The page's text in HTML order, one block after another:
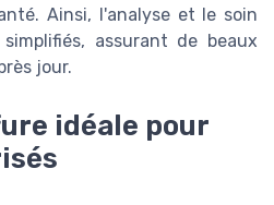
Ainsi, l'analyse et le soin
assurant de beaux
jour.
idéale pour